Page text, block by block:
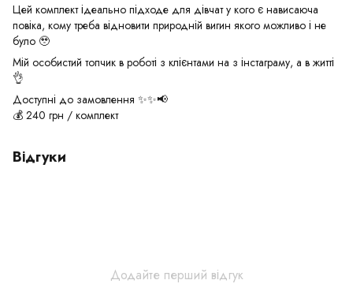
Цей комплект ідеально підходе для дівчат у кого є нависаюча
повіка, кому треба відновити природній вигин якого можливо і не
було 🥹
Мій особистий топчик в роботі з клієнтами на з інстаграму, а в житті
👌
Доступні до замовлення ✨✨📢
💰 240 грн / комплект
Відгуки
Додайте перший відгук